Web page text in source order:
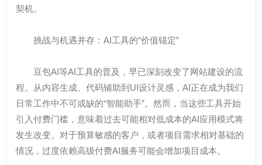
契机。
挑战与机遇并存：AI工具的“价值锚定”
豆包AI等AI工具的普及，早已深刻改变了网站建设的流
程。从内容生成、代码辅助到UI设计灵感，AI正在成为我们
日常工作中不可或缺的“智能助手”。然而，当这些工具开始
引入付费门槛，意味着过去可能相对低成本的AI应用模式将
发生改变。对于预算敏感的客户，或者项目需求相对基础的
情况，过度依赖高级付费AI服务可能会增加项目成本。